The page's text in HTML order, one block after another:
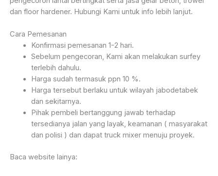
dan floor hardener. Hubungi Kami untuk info lebih lanjut.
Cara Pemesanan
Konfirmasi pemesanan 1-2 hari.
Sebelum pengecoran, Kami akan melakukan surfey
terlebih dahulu.
Harga sudah termasuk ppn 10 %.
Harga tersebut berlaku untuk wilayah jabodetabek
dan sekitarnya.
Pihak pembeli bertanggung jawab terhadap
tersedianya jalan yang layak, keamanan ( masyarakat
dan polisi ) dan dapat truck mixer menuju proyek.
Baca website lainya: